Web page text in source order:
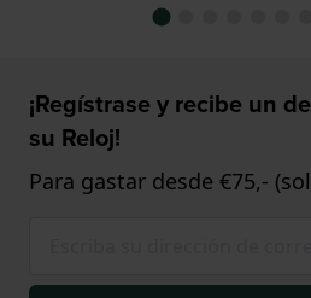
¡Regístrase y recibe un
su Reloj!
Para gastar desde €75,-